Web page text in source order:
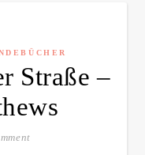
Straße –